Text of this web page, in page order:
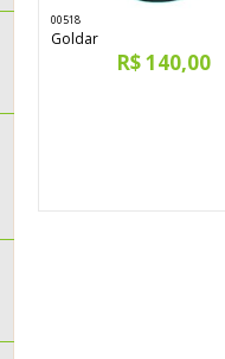
00518
Goldar
R$ 140,00